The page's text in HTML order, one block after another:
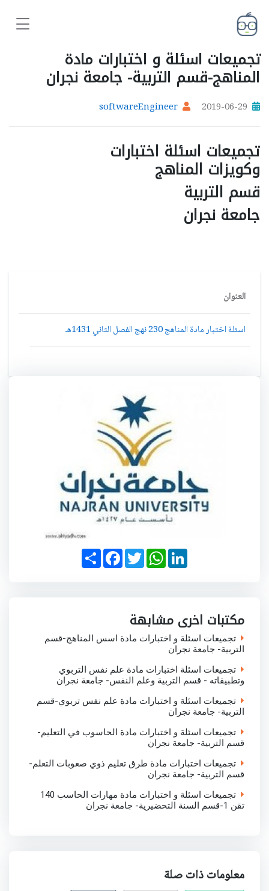
تجميعات اسئلة و اختبارات مادة
المناهج-قسم التربية- جامعة نجران
2019-06-29
softwareEngineer
تجميعات اسئلة اختبارات
وكويزات المناهج
قسم التربية
جامعة نجران
العنوان
اسئلة اختبار مادة المناهج 230 نهج الفصل الثاني 1431هـ
S
h
a
F
a
c
T
w
i
W
h
a
p
p
L
i
n
n
مكتبات اخرى مشابهة
تجميعات اسئلة و اختبارات مادة اسس المناهج-قسم
التربية- جامعة نجران
تجميعات اسئلة اختبارات مادة علم نفس التربوي
وتطبيقاته - قسم التربية وعلم النفس- جامعة نجران
تجميعات اسئلة و اختبارات مادة علم نفس تربوي-قسم
التربية- جامعة نجران
تجميعات اسئلة و اختبارات مادة الحاسوب في التعليم-
قسم التربية- جامعة نجران
تجميعات اختبارات مادة طرق تعليم ذوي صعوبات التعلم-
قسم التربية- جامعة نجران
تجميعات اسئلة و اختبارات مادة مهارات الحاسب 140
تقن 1-قسم السنة التحضيرية- جامعة نجران
معلومات ذات صلة